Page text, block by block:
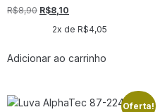
R$8,90 R$8,10
2x de R$4,05
Adicionar ao carrinho
Oferta!